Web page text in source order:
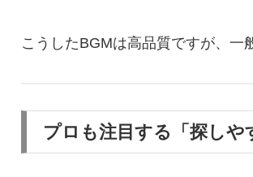
こうしたBGMは高品質ですが、一
プロも注目する「探しや